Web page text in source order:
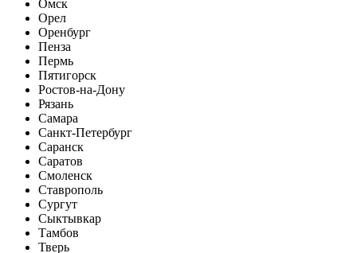
Омск
Орел
Оренбург
Пенза
Пермь
Пятигорск
Ростов-на-Дону
Рязань
Самара
Санкт-Петербург
Саранск
Саратов
Смоленск
Ставрополь
Сургут
Сыктывкар
Тамбов
Тверь